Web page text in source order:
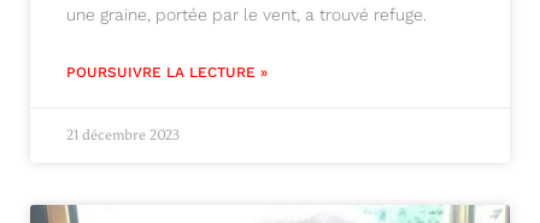
une graine, portée par le vent, a trouvé refuge.
POURSUIVRE LA LECTURE »
21 décembre 2023